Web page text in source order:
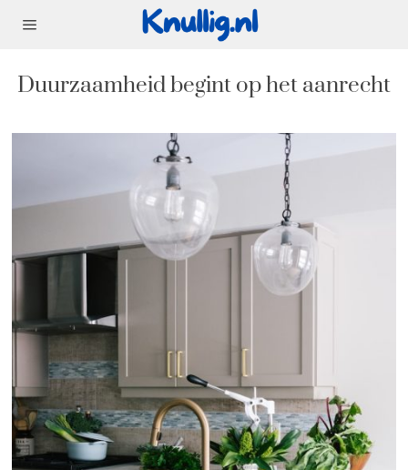
Duurzaamheid begint op het aanrecht